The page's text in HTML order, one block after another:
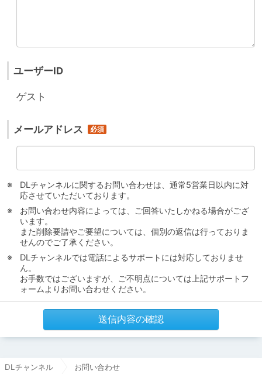
ユーザーID
ゲスト
メールアドレス
DLチャンネルに関するお問い合わせは、通常5営業日以内に対
応させていただいております。
お問い合わせ内容によっては、ご回答いたしかねる場合がござ
います。
また削除要請やご要望については、個別の返信は行っておりま
せんのでご了承ください。
DLチャンネルでは電話によるサポートには対応しておりませ
ん。
お手数ではございますが、ご不明点については上記サポートフ
ォームよりお問い合わせください。
送信内容の確認
DLチャンネル お問い合わせ